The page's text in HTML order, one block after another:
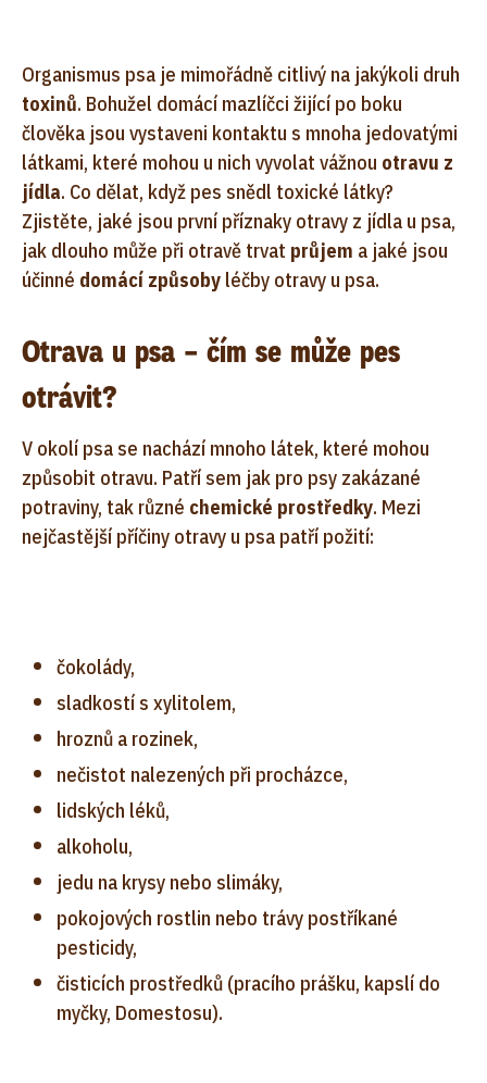
Organismus psa je mimořádně citlivý na jakýkoli druh
toxinů. Bohužel domácí mazlíčci žijící po boku
člověka jsou vystaveni kontaktu s mnoha jedovatými
látkami, které mohou u nich vyvolat vážnou otravu z
jídla. Co dělat, když pes snědl toxické látky?
Zjistěte, jaké jsou první příznaky otravy z jídla u psa,
jak dlouho může při otravě trvat průjem a jaké jsou
účinné domácí způsoby léčby otravy u psa.
Otrava u psa – čím se může pes
otrávit?
V okolí psa se nachází mnoho látek, které mohou
způsobit otravu. Patří sem jak pro psy zakázané
potraviny, tak různé chemické prostředky. Mezi
nejčastější příčiny otravy u psa patří požití:
čokolády,
sladkostí s xylitolem,
hroznů a rozinek,
nečistot nalezených při procházce,
lidských léků,
alkoholu,
jedu na krysy nebo slimáky,
pokojových rostlin nebo trávy postříkané
pesticidy,
čisticích prostředků (pracího prášku, kapslí do
myčky, Domestosu).